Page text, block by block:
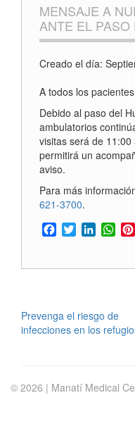
MENSAJE A
ANTE EL
Creado el día:
A todos los
Debido al paso del
ambulatorios
visitas será de
permitirá un
aviso.
Para más
621-3700.
Facebook
TwitterLinkedIn
POST
Prevenga el riesgo de
infecciones en los
© 2026 | Manatí Medical